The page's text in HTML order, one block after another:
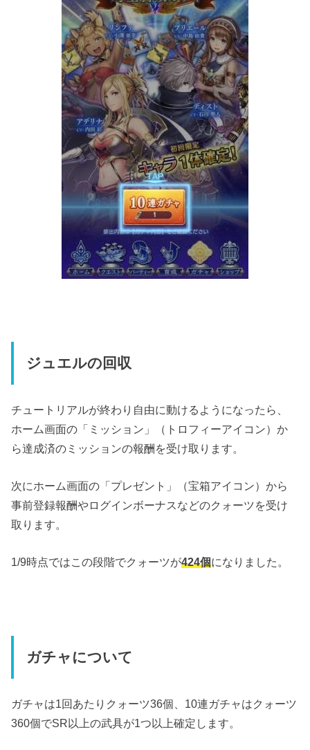
ジュエルの回収
チュートリアルが終わり自由に動けるようになったら、
ホーム画面の「ミッション」（トロフィーアイコン）か
ら達成済のミッションの報酬を受け取ります。
次にホーム画面の「プレゼント」（宝箱アイコン）から
事前登録報酬やログインボーナスなどのクォーツを受け
取ります。
1/9時点ではこの段階でクォーツが424個になりました。
ガチャについて
ガチャは1回あたりクォーツ36個、10連ガチャはクォーツ
360個でSR以上の武具が1つ以上確定します。